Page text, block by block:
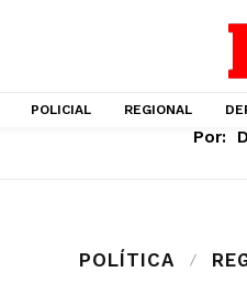
POLICIAL REGIONAL
Por:
POLÍTICA